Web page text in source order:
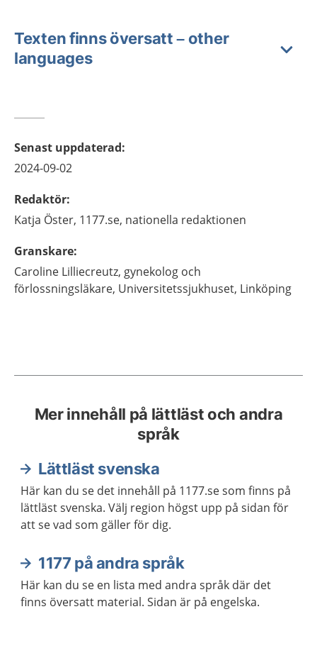
Texten finns översatt – other
languages
Senast uppdaterad:
2024-09-02
Redaktör:
Katja Öster, 1177.se, nationella redaktionen
Granskare:
Caroline Lilliecreutz, gynekolog och
förlossningsläkare, Universitetssjukhuset, Linköping
Mer innehåll på lättläst och andra
språk
Lättläst svenska
Här kan du se det innehåll på 1177.se som finns på
lättläst svenska. Välj region högst upp på sidan för
att se vad som gäller för dig.
1177 på andra språk
Här kan du se en lista med andra språk där det
finns översatt material. Sidan är på engelska.